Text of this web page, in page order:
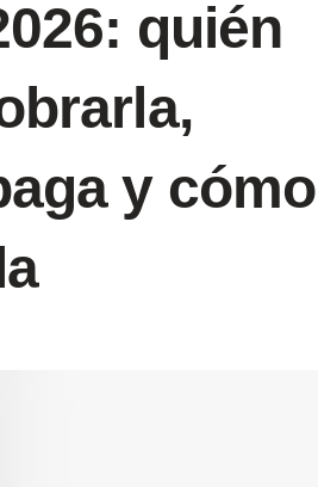
quién
y cómo